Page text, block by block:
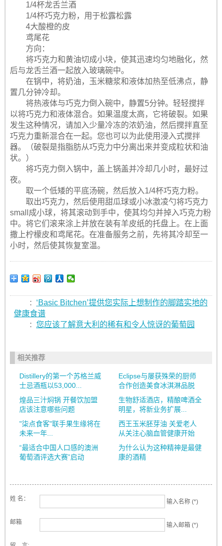
1/4杯龙舌兰酒
1/4杯巧克力粉，用于松露松露
4大酸橙的皮
鸢尾花
方向：
将巧克力和黄油切成小块，使其迅速均匀地融化，然
后与龙舌兰酒一起放入玻璃碗中。
在锅中，将奶油，玉米糖浆和液体加热至低沸点，静
置几分钟冷却。
将热液体与巧克力倒入碗中，静置5分钟。轻轻搅拌
以将巧克力和液体混合。如果温度太高，它将破裂。如果
发生这种情况，请加入少量冷冻的浓奶油，然后搅拌直至
巧克力重新混合在一起。您也可以为此使用浸入式搅拌
器。（破裂是指脂肪从巧克力中分离出来并变成粒状和油
状。）
将巧克力倒入锅中，盖上锅盖并冷却几小时，最好过
夜。
取一个低矮的平底汤碗，然后放入1/4杯巧克力粉。
取出巧克力，然后使用甜瓜球或小冰激凌勺将巧克力
small成小球，将其滚动到手中，使其均匀并掉入巧克力粉
中。将它们滚来涂上并放在装有羊皮纸的托盘上。在上面
撒上柠檬皮和鸢尾花。在准备服务之前，先将其冷却至一
小时，然后使其恢复室温。
:
‘Basic Bitchen’提供您实际上想制作的脚踏实地的
健康食谱
: 您应该了解意大利的稀有和令人惊讶的葡萄园
相关推荐
Distillery的第一个苏格兰威
士忌酒瓶以53,000...
Eclipse与屡获殊荣的厨师
合作创造美食冰淇淋品脱
煌品三汁焖锅 开餐饮加盟
店该注意哪些问题
生物舒适酒店，精酿啤酒全
明星，将新业务扩展...
"柒点食客"联手果生缘将在
未来一年...
西王玉米胚芽油 关爱老人
从关注心脑血管健康开始
“最适合中国人口感的澳洲
葡萄酒评选大赛”启动
为什么认为这种精神是最健
康的酒精
姓 名： 输入名称 (*)
邮箱 输入邮箱 (*)